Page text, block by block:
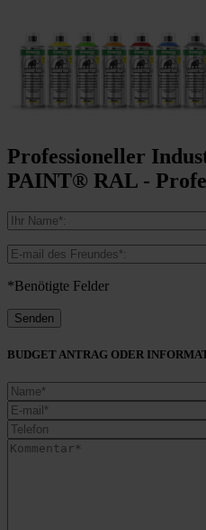
Professioneller
PAINT® RAL -
*Benötigte Felder
BUDGET ANTRAG ODER